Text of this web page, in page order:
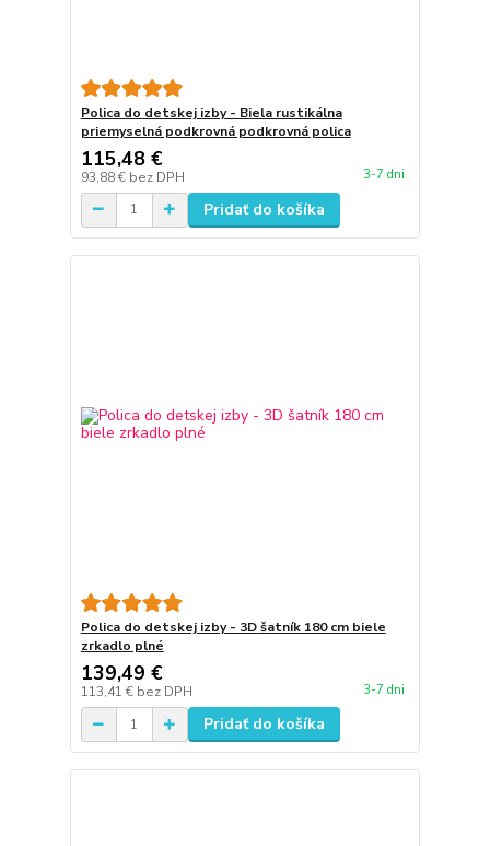
Polica do detskej izby - Biela rustikálna
priemyselná podkrovná podkrovná polica
115,48 €
93,88 € bez DPH 3-7 dni
Pridať do košíka
Polica do detskej izby - 3D šatník 180 cm biele
zrkadlo plné
139,49 €
113,41 € bez DPH 3-7 dni
Pridať do košíka